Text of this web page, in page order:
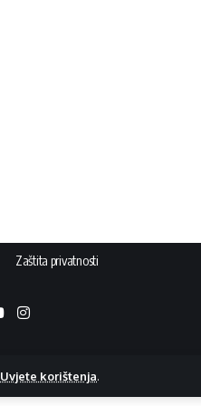
Uvjete korištenja.
Zaštita privatnosti